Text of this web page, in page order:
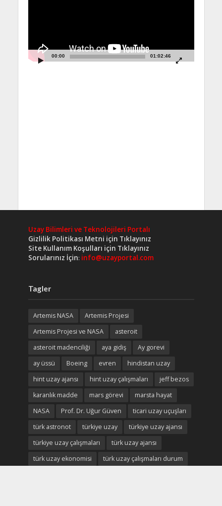
00:00 01:02:46
Uzay Bilimleri ve Teknolojileri Portalı
Gizlilik Politikası Metni için Tıklayınız
Site Kullanım Koşulları için Tıklayınız
Sorularınız İçin: info@uzayportal.com
Tagler
Artemis NASA
Artemis Projesi
Artemis Projesi ve NASA
asteroit
asteroit madenciliği
aya gidiş
Ay gorevi
ay üssü
Boeing evren
hindistan uzay
hint uzay ajansı
hint uzay çalışmaları
jeff bezos
karanlık madde
mars görevi
marsta hayat
NASA
Prof. Dr. Uğur Güven
ticari uzay uçuşları
türk astronot
türkiye uzay
türkiye uzay ajansı
türkiye uzay çalışmaları
türk uzay ajansı
türk uzay ekonomisi
türk uzay çalışmaları durum